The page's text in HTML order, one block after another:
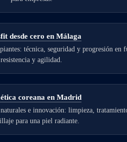
desde cero en Málaga
técnica, seguridad y progresión en
resistencia y agilidad.
coreana en Madrid
e innovación: limpieza,
para una piel radiante.